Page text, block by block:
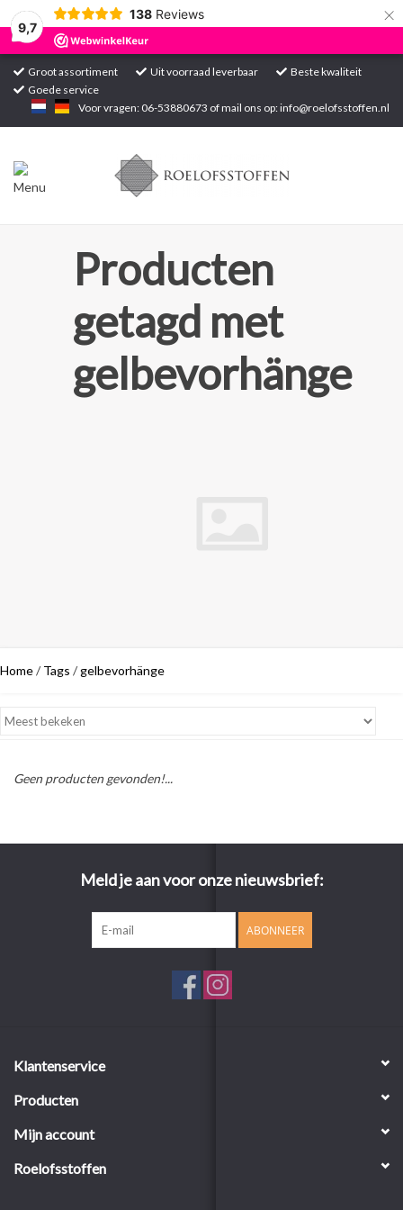
9,7
138 Reviews ×
Groot assortiment Uit voorraad leverbaar
Beste kwaliteit
Goede service
Voor vragen: 06-53880673 of mail ons op:info@roelofsstoffen.nl
Home
Producten
getagd met
gelbevorhänge
Home/ Tags /gelbevorhänge
Geen producten gevonden!...
Meld je aan voor onze nieuwsbrief:
ABONNEER
Klantenservice
Producten
Mijn account
Roelofsstoffen